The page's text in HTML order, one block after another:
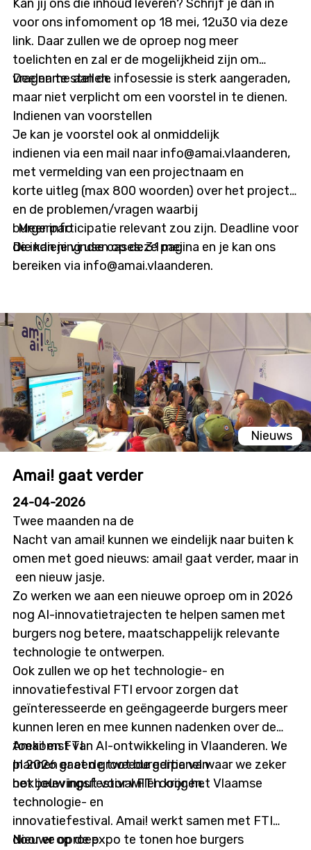
Kan jij ons die inhoud leveren? Schrijf je dan in
voor ons infomoment op 18 mei, 12u30 via deze
link. Daar zullen we de oproep nog meer
toelichten en zal er de mogelijkheid zijn om
vragen te stellen.
Deelname aan de infosessie is sterk aangeraden,
maar niet verplicht om een voorstel in te dienen.
Indienen van voorstellen
Je kan je voorstel ook al onmiddelijk
indienen via een mail naar info@amai.vlaanderen,
met vermelding van een projectnaam en
korte uitleg (max 800 woorden) over het project
en de problemen/vragen waarbij
burgerparticipatie relevant zou zijn. Deadline voor
de indiening use cases: 31 mei
Meer info
Die kan je vinden op deze pagina en je kan ons
bereiken via info@amai.vlaanderen.
Nieuws
Amai! gaat verder
24-04-2026
Twee maanden na de
Nacht van amai! kunnen we eindelijk naar buiten k
omen met goed nieuws: amai! gaat verder, maar in
een nieuw jasje.
Zo werken we aan een nieuwe oproep om in 2026
nog AI-innovatietrajecten te helpen samen met
burgers nog betere, maatschappelijk relevante
technologie te ontwerpen.
Ook zullen we op het technologie- en
innovatiefestival FTI ervoor zorgen dat
geïnteresseerde en geëngageerde burgers meer
kunnen leren en mee kunnen nadenken over de
toekomst van AI-ontwikkeling in Vlaanderen. We
plannen er een groot burgerpanel waar we zeker
ook jouw input voor willen krijgen.
Amai! en FTI
In 2026 gaat de tweede editie van
het belevingsfestival FTI door, het Vlaamse
technologie- en
innovatiefestival. Amai! werkt samen met FTI
door er op de expo te tonen hoe burgers
Nieuwe oproep